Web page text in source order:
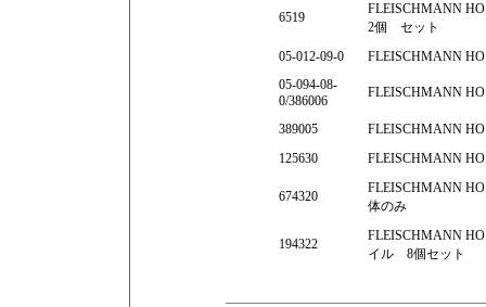
6519
FLEISCHMANN
2個 セット
05-012-09-0
FLEISCHMANN
05-094-08-
0/386006
FLEISCHMANN
389005
FLEISCHMANN
125630
FLEISCHMANN
674320
FLEISCHMANN
体のみ
194322
FLEISCHMANN
イル 8個セット